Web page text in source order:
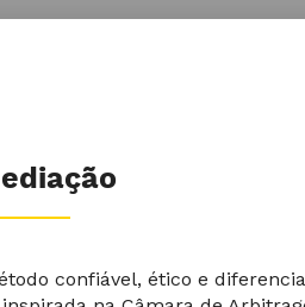
confiável, ético e